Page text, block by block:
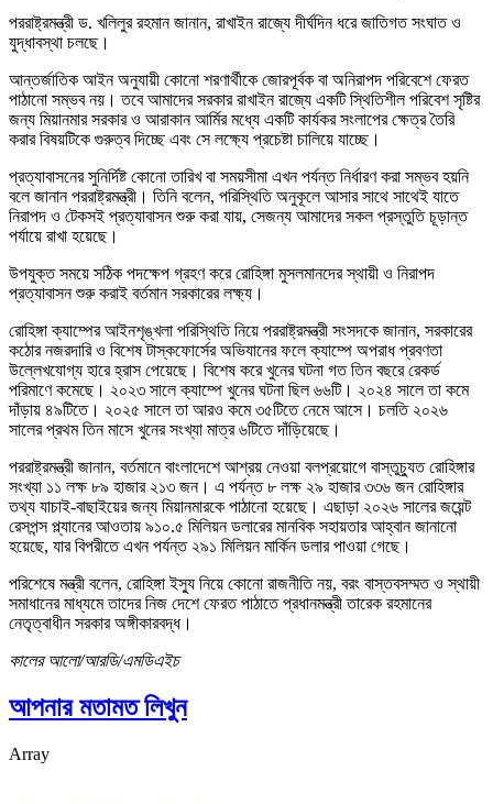
পররাষ্ট্রমন্ত্রী ড. খলিলুর রহমান জানান, রাখাইন রাজ্যে দীর্ঘদিন ধরে জাতিগত সংঘাত ও
যুদ্ধাবস্থা চলছে।
আন্তর্জাতিক আইন অনুযায়ী কোনো শরণার্থীকে জোরপূর্বক বা অনিরাপদ পরিবেশে ফেরত
পাঠানো সম্ভব নয়। তবে আমাদের সরকার রাখাইন রাজ্যে একটি স্থিতিশীল পরিবেশ সৃষ্টির
জন্য মিয়ানমার সরকার ও আরাকান আর্মির মধ্যে একটি কার্যকর সংলাপের ক্ষেত্র তৈরি
করার বিষয়টিকে গুরুত্ব দিচ্ছে এবং সে লক্ষ্যে প্রচেষ্টা চালিয়ে যাচ্ছে।
প্রত্যাবাসনের সুনির্দিষ্ট কোনো তারিখ বা সময়সীমা এখন পর্যন্ত নির্ধারণ করা সম্ভব হয়নি
বলে জানান পররাষ্ট্রমন্ত্রী। তিনি বলেন, পরিস্থিতি অনুকূলে আসার সাথে সাথেই যাতে
নিরাপদ ও টেকসই প্রত্যাবাসন শুরু করা যায়, সেজন্য আমাদের সকল প্রস্তুতি চূড়ান্ত
পর্যায়ে রাখা হয়েছে।
উপযুক্ত সময়ে সঠিক পদক্ষেপ গ্রহণ করে রোহিঙ্গা মুসলমানদের স্থায়ী ও নিরাপদ
প্রত্যাবাসন শুরু করাই বর্তমান সরকারের লক্ষ্য।
রোহিঙ্গা ক্যাম্পের আইনশৃঙ্খলা পরিস্থিতি নিয়ে পররাষ্ট্রমন্ত্রী সংসদকে জানান, সরকারের
কঠোর নজরদারি ও বিশেষ টাস্কফোর্সের অভিযানের ফলে ক্যাম্পে অপরাধ প্রবণতা
উল্লেখযোগ্য হারে হ্রাস পেয়েছে। বিশেষ করে খুনের ঘটনা গত তিন বছরে রেকর্ড
পরিমাণে কমেছে। ২০২৩ সালে ক্যাম্পে খুনের ঘটনা ছিল ৬৬টি। ২০২৪ সালে তা কমে
দাঁড়ায় ৪৯টিতে। ২০২৫ সালে তা আরও কমে ৩৫টিতে নেমে আসে। চলতি ২০২৬
সালের প্রথম তিন মাসে খুনের সংখ্যা মাত্র ৬টিতে দাঁড়িয়েছে।
পররাষ্ট্রমন্ত্রী জানান, বর্তমানে বাংলাদেশে আশ্রয় নেওয়া বলপ্রয়োগে বাস্তুচ্যুত রোহিঙ্গার
সংখ্যা ১১ লক্ষ ৮৯ হাজার ২১৩ জন। এ পর্যন্ত ৮ লক্ষ ২৯ হাজার ৩৩৬ জন রোহিঙ্গার
তথ্য যাচাই-বাছাইয়ের জন্য মিয়ানমারকে পাঠানো হয়েছে। এছাড়া ২০২৬ সালের জয়েন্ট
রেসপন্স প্ল্যানের আওতায় ৯১০.৫ মিলিয়ন ডলারের মানবিক সহায়তার আহ্বান জানানো
হয়েছে, যার বিপরীতে এখন পর্যন্ত ২৯১ মিলিয়ন মার্কিন ডলার পাওয়া গেছে।
পরিশেষে মন্ত্রী বলেন, রোহিঙ্গা ইস্যু নিয়ে কোনো রাজনীতি নয়, বরং বাস্তবসম্মত ও স্থায়ী
সমাধানের মাধ্যমে তাদের নিজ দেশে ফেরত পাঠাতে প্রধানমন্ত্রী তারেক রহমানের
নেতৃত্বাধীন সরকার অঙ্গীকারবদ্ধ।
কালের আলো/আরডি/এমডিএইচ
আপনার মতামত লিখুন
Array